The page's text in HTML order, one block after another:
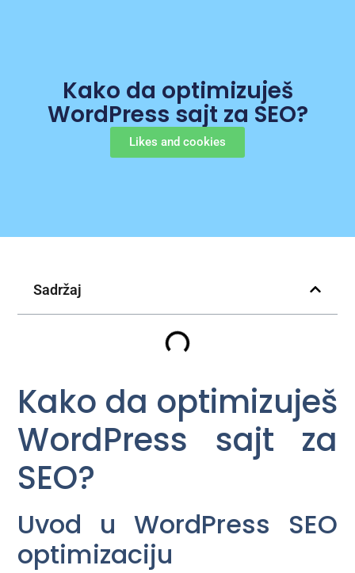
Kako da optimizuješ
WordPress sajt za SEO?
Likes and cookies
Sadržaj
Kako da optimizuješ
WordPress sajt za
SEO?
Uvod u WordPress SEO
optimizaciju